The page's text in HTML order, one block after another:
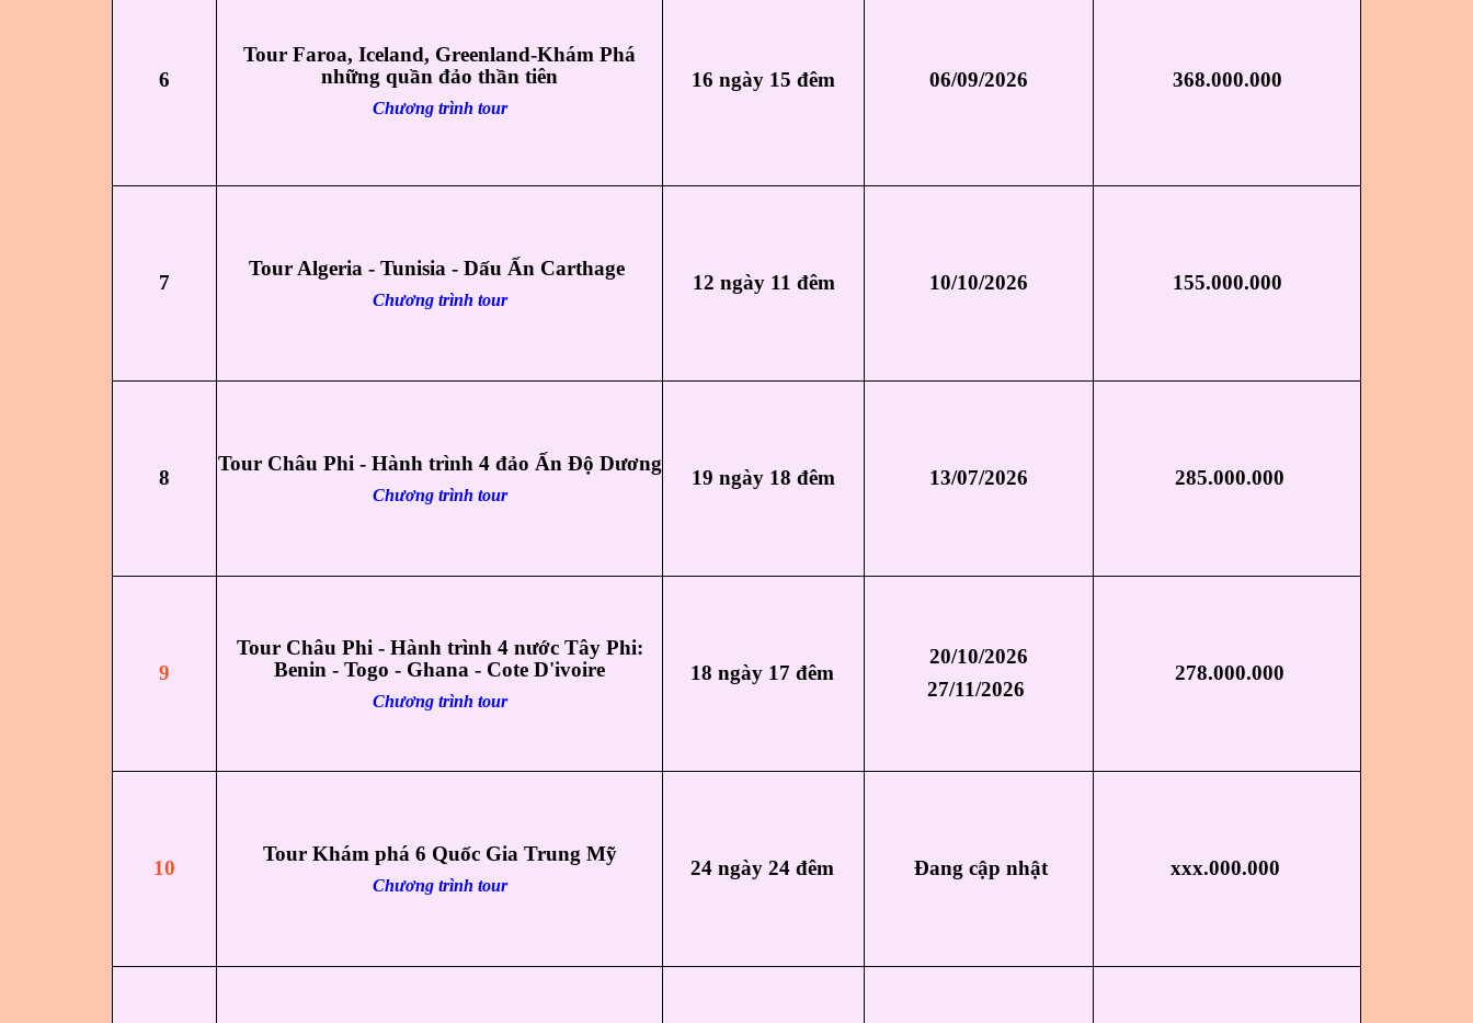
6
Tour Faroa, Iceland, Greenland-Khám Phá
những quần đảo thần tiên
Chương trình tour
16 ngày 15 đêm 06/09/2026 368.000.000
7
Tour Algeria - Tunisia - Dấu Ấn Carthage
Chương trình tour
12 ngày 11 đêm 10/10/2026 155.000.000
8
Tour Châu Phi - Hành trình 4 đảo Ấn Độ Dương
Chương trình tour
19 ngày 18 đêm 13/07/2026 285.000.000
9
Tour Châu Phi - Hành trình 4 nước Tây Phi:
Benin - Togo - Ghana - Cote D'ivoire
Chương trình tour
18 ngày 17 đêm
20/10/2026
27/11/2026
278.000.000
10
Tour Khám phá 6 Quốc Gia Trung Mỹ
Chương trình tour
24 ngày 24 đêm Đang cập nhật xxx.000.000